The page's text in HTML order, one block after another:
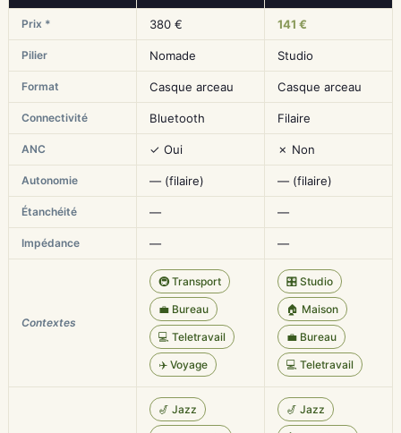
Prix * 380 € 141 €
Pilier Nomade Studio
Format Casque arceau Casque arceau
Connectivité Bluetooth Filaire
ANC ✓ Oui ✗ Non
Autonomie — (filaire) — (filaire)
Étanchéité — —
Impédance — —
Contextes
🚇 Transport
💼 Bureau
💻 Teletravail
✈️ Voyage
🎛️ Studio
🏠 Maison
💼 Bureau
💻 Teletravail
🎷 Jazz 🎷 Jazz